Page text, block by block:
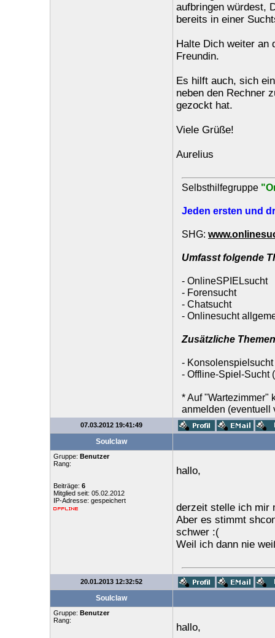
aufbringen würdest,
bereits in einer
Halte Dich weiter an
Freundin.
Es hilft auch, sich
neben den Rechner
gezockt hat.
Viele Grüße!
Aurelius
Selbsthilfegruppe
Jeden ersten und
SHG:
Umfasst folgende
- OnlineSPIELsucht
- Forensucht
- Chatsucht
- Onlinesucht
Zusätzliche
- Konsolenspielsucht
- Offline-Spiel-Sucht
* Auf "Wartezimmer"
anmelden (eventuell
07.03.2012 19:41:49
Soulclaw
Gruppe: Benutzer
Rang:
Beiträge: 6
Mitglied seit: 05.02.2012
IP-Adresse: gespeichert
hallo,
derzeit stelle ich mir
Aber es stimmt
schwer :(
Weil ich dann nie
20.01.2013 12:32:52
Soulclaw
Gruppe: Benutzer
Rang:
hallo,